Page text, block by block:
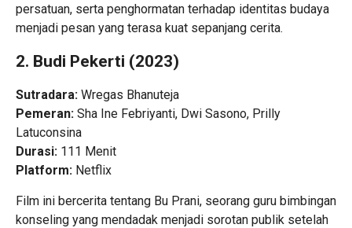
persatuan, serta penghormatan terhadap identitas budaya
menjadi pesan yang terasa kuat sepanjang cerita.
2. Budi Pekerti (2023)
Sutradara: Wregas Bhanuteja
Pemeran: Sha Ine Febriyanti, Dwi Sasono, Prilly
Latuconsina
Durasi: 111 Menit
Platform: Netflix
Film ini bercerita tentang Bu Prani, seorang guru bimbingan
konseling yang mendadak menjadi sorotan publik setelah